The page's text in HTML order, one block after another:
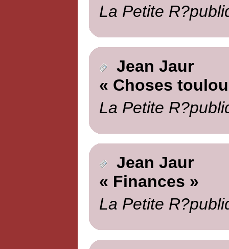
La Petite
Jean Jaur
« Choses
La Petite
Jean Jaur
« Finances »
La Petite